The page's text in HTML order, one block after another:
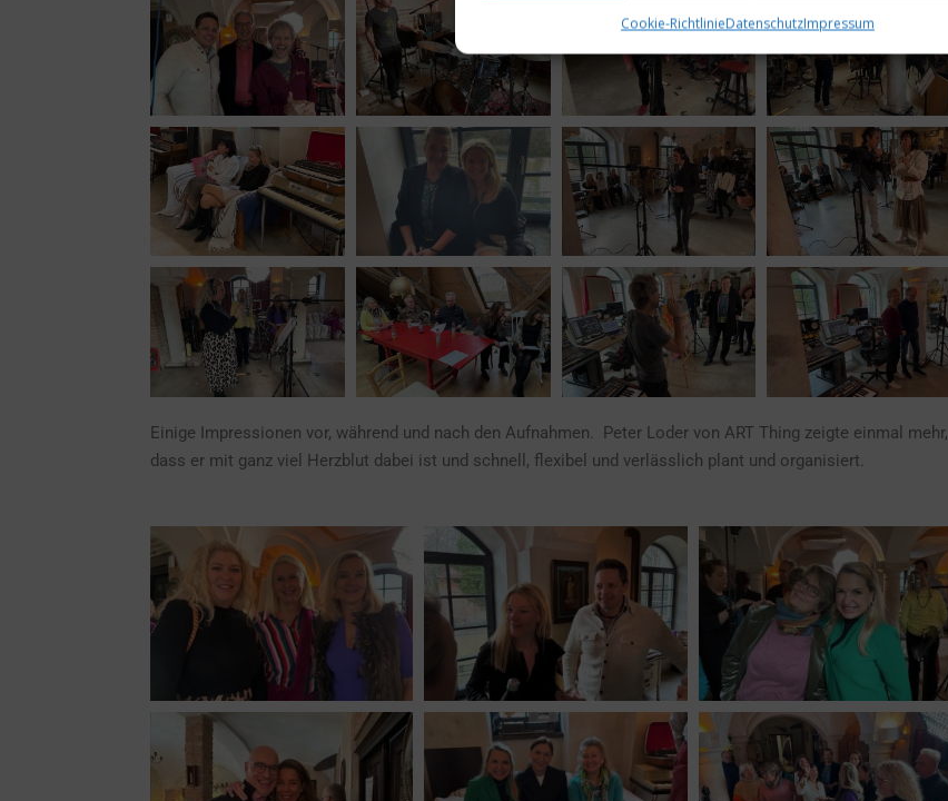
Cookie-RichtlinieDatenschutzImpressum
Einige Impressionen vor, während und nach den Aufnahmen. Peter Loder von ART Thing zeigte einmal mehr,
dass er mit ganz viel Herzblut dabei ist und schnell, flexibel und verlässlich plant und organisiert.